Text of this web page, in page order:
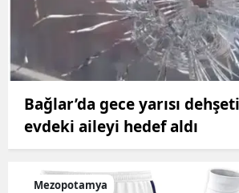
Bağlar’da gece yarısı
evdeki aileyi hedef aldı
Mezopotamya